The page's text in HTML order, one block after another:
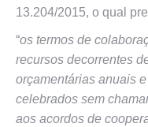
13.204/2015, o qual
“os termos de
recursos decorrentes
orçamentárias anuais
celebrados sem
aos acordos de